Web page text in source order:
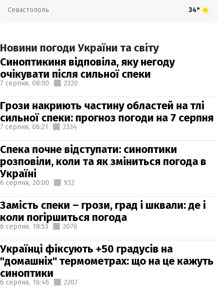
Севастополь 34°
Новини погоди України та світу
Синоптикиня відповіла, яку негоду
очікувати після сильної спеки
7 серпня, 08:00 2320
Грози накриють частину областей на тлі
сильної спеки: прогноз погоди на 7 серпня
7 серпня, 06:21 2334
Спека почне відступати: синоптики
розповіли, коли та як зміниться погода в
Україні
6 серпня, 20:00 932
Замість спеки – грози, град і шквали: де і
коли погіршиться погода
6 серпня, 18:53 2076
Українці фіксують +50 градусів на
"домашніх" термометрах: що на це кажуть
синоптики
6 серпня, 16:46 2207